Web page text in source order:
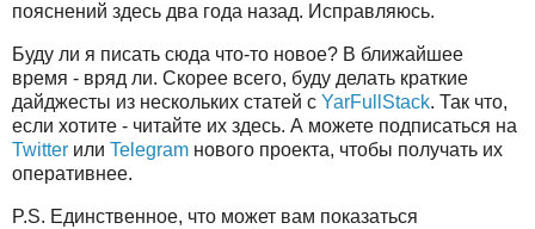
пояснений здесь два года назад. Исправляюсь.
Буду ли я писать сюда что-то новое? В ближайшее
время - вряд ли. Скорее всего, буду делать краткие
дайджесты из нескольких статей с YarFullStack. Так что,
если хотите - читайте их здесь. А можете подписаться на
Twitter или Telegram нового проекта, чтобы получать их
оперативнее.
P.S. Единственное, что может вам показаться